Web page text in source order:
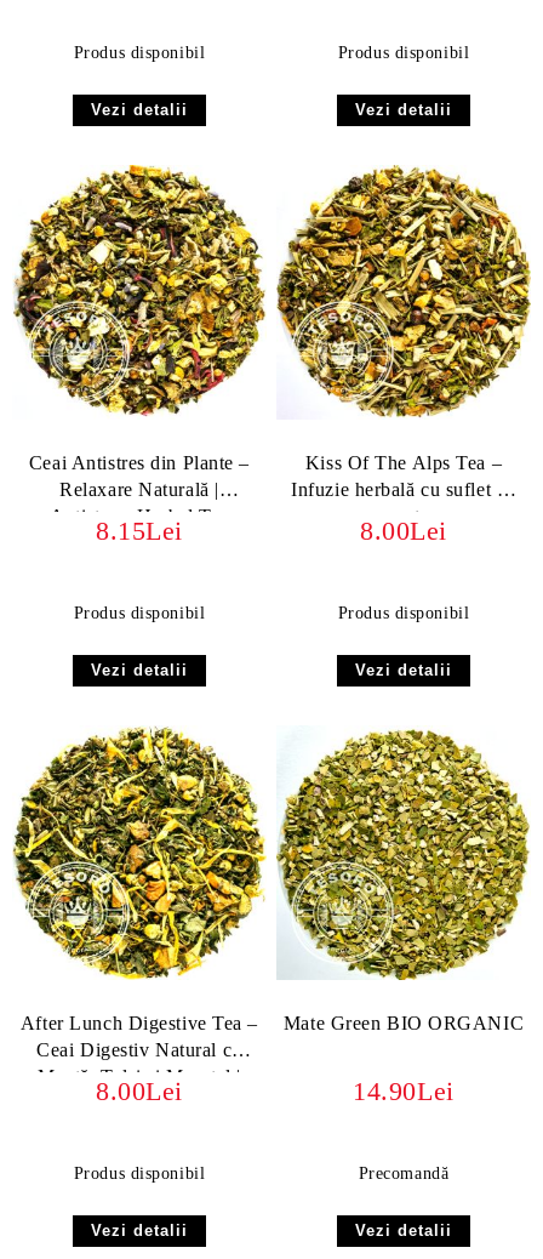
Produs disponibil
Vezi detalii
Produs disponibil
Vezi detalii
Ceai Antistres din Plante –
Relaxare Naturală |
Antistress Herbal Tea
8.15Lei
Produs disponibil
Vezi detalii
Kiss Of The Alps Tea –
Infuzie herbală cu suflet de
munte
8.00Lei
Produs disponibil
Vezi detalii
After Lunch Digestive Tea –
Ceai Digestiv Natural cu
Mentă, Tulsi și Mușețel |
Relaxare și Confort Gastric
8.00Lei
Produs disponibil
Vezi detalii
Mate Green BIO ORGANIC
14.90Lei
Precomandă
Vezi detalii